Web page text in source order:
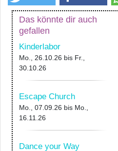
Das könnte dir auch
gefallen
Kinderlabor
Mo., 26.10.26 bis Fr.,
30.10.26
Escape Church
Mo., 07.09.26 bis Mo.,
16.11.26
Dance your Way